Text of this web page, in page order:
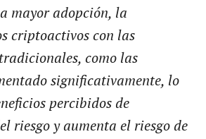
mayor adopción, la
criptoactivos con las
como las
significativamente, lo
percibidos de
riesgo y aumenta el riesgo de